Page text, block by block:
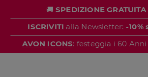
🚚 SPEDIZIONE GRATUITA
ISCRIVITI alla Newsletter: -10%
AVON ICONS: festeggia i 60